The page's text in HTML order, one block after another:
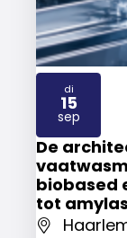
De
biobased
tot
di
15
sep
2026